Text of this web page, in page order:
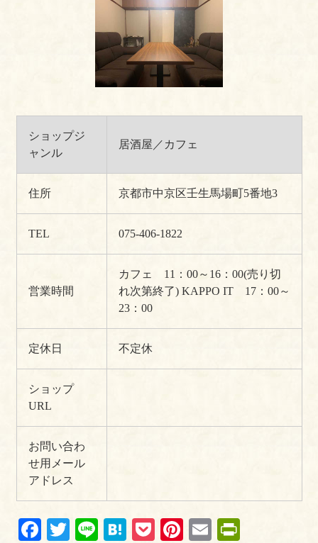
ショップジ
ャンル
居酒屋／カフェ
住所 京都市中京区壬生馬場町5番地3
TEL 075-406-1822
営業時間
カフェ 11：00～16：00(売り切
れ次第終了)KAPPO IT 17：00～
23：00
定休日 不定休
ショップ
URL
お問い合わ
せ用メール
アドレス
Fa T
Li
H
P
Pi
E